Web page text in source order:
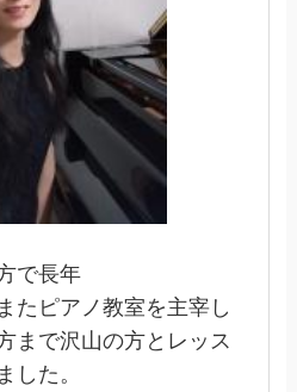
で長年
たピアノ教室を主宰し
まで沢山の方とレッス
した。